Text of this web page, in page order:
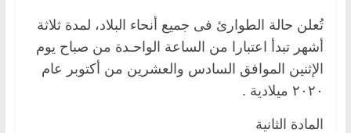
تُعلن حالة الطوارئ فى جميع أنحاء البلاد، لمدة ثلاثة
أشهر تبدأ اعتبارا من الساعة الواحـدة من صباح يوم
الإثنين الموافق السادس والعشرين من أكتوبر عام
٢٠٢٠ ميلادية .
المادة الثانية